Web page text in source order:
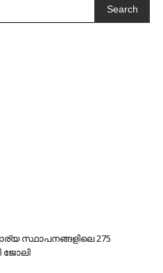
Search
സ്ഥാപനങ്ങളിലെ 275
ജോലി